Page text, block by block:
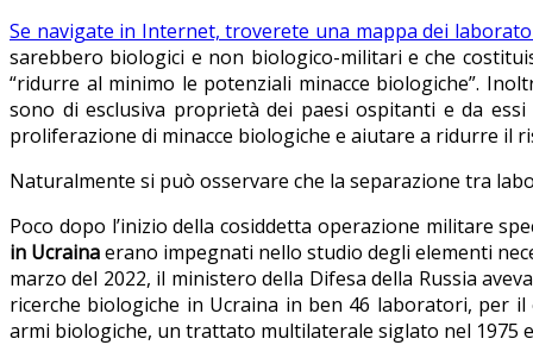
Se navigate in Internet, troverete una mappa dei
sarebbero biologici e non biologico-militari e che
“ridurre al minimo le potenziali minacce biologiche”.
sono di esclusiva proprietà dei paesi ospitanti e da
proliferazione di minacce biologiche e aiutare a ridurre il
Naturalmente si può osservare che la separazione tra
Poco dopo l’inizio della cosiddetta operazione militare
in Ucrainaerano impegnati nello studio degli elementi
marzo del 2022, il ministero della Difesa della Russia
ricerche biologiche in Ucraina in ben 46 laboratori, per
armi biologiche, un trattato multilaterale siglato nel 1975